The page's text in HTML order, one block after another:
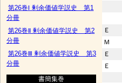
第26巻Ⅰ 剰余価値学説史 第1
分冊
第26巻Ⅱ 剰余価値学説史 第2
分冊
第26巻Ⅲ 剰余価値学説史 第3
分冊
書簡集巻
Ｅ
Ｍ
Ｅ
Ｅ